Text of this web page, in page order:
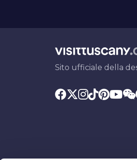
Sito ufficiale della